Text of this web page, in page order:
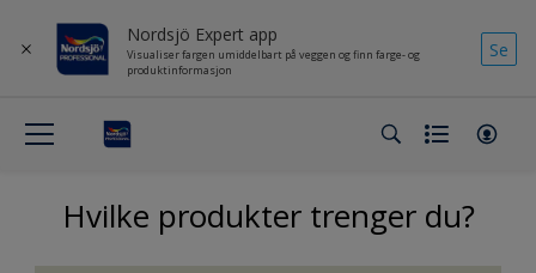
Nordsjö Expert app
Visualiser fargen umiddelbart på veggen og finn farge- og
produktinformasjon
Se
Hvilke produkter trenger du?